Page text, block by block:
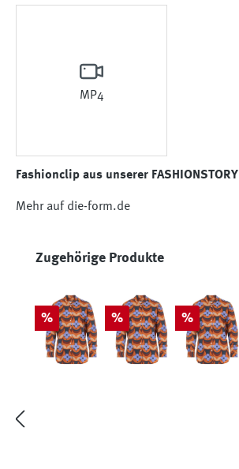
MP4
Fashionclip aus unserer FASHIONSTORY
Mehr auf die-form.de
Produktgalerie überspringen
Zugehörige Produkte
Rabatt
% Rabatt
% Rabatt
%